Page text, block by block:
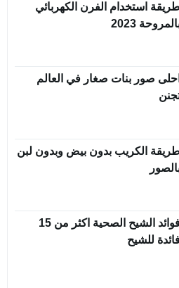
استخدام الفرن الكهربائي
2023
احلى صور بنات صغار في العالم
الكريب بدون بيض وبدون لبن
فوائد الشيح الصحية اكثر من 15
للشيح